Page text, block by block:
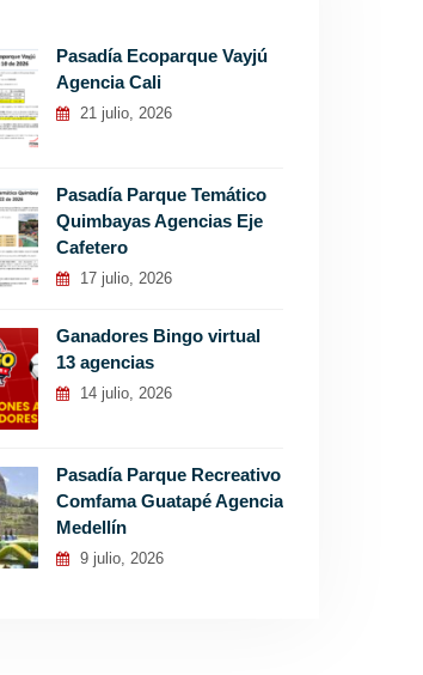
Pasadía Ecoparque Vayjú
Agencia Cali
21 julio, 2026
Pasadía Parque Temático
Quimbayas Agencias Eje
Cafetero
17 julio, 2026
Ganadores Bingo virtual
13 agencias
14 julio, 2026
Pasadía Parque Recreativo
Comfama Guatapé Agencia
Medellín
9 julio, 2026